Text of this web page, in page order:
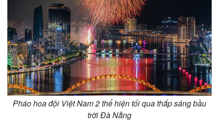
Pháo hoa đội Việt Nam 2 thể hiện tối qua thắp sáng bầu
trời Đà Nẵng